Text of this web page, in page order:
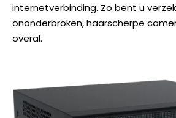
internetverbinding. Zo bent u
ononderbroken, haarscherpe
overal.